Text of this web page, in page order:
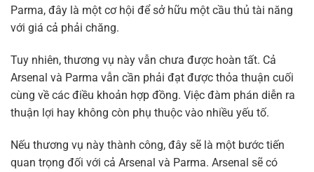
Parma, đây là một cơ hội để sở hữu một cầu thủ tài năng
với giá cả phải chăng.
Tuy nhiên, thương vụ này vẫn chưa được hoàn tất. Cả
Arsenal và Parma vẫn cần phải đạt được thỏa thuận cuối
cùng về các điều khoản hợp đồng. Việc đàm phán diễn ra
thuận lợi hay không còn phụ thuộc vào nhiều yếu tố.
Nếu thương vụ này thành công, đây sẽ là một bước tiến
quan trọng đối với cả Arsenal và Parma. Arsenal sẽ có